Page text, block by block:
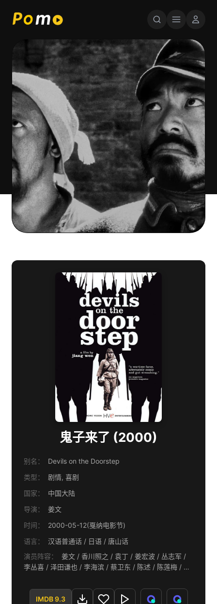
鬼子来了 (2000)
别名：
Devils on the Doorstep
类型：
剧情, 喜剧
国家：
中国大陆
导演：
姜文
时间：
2000-05-12(戛纳电影节)
语言：
汉语普通话 / 日语 / 唐山话
演员阵容：
姜文 / 香川照之 / 袁丁 / 姜宏波 / 丛志军 /
李丛喜 / 泽田谦也 / 李海滨 / 蔡卫东 / 陈述 / 陈莲梅 / 史
述平 / 姜武
IMDB 9.3